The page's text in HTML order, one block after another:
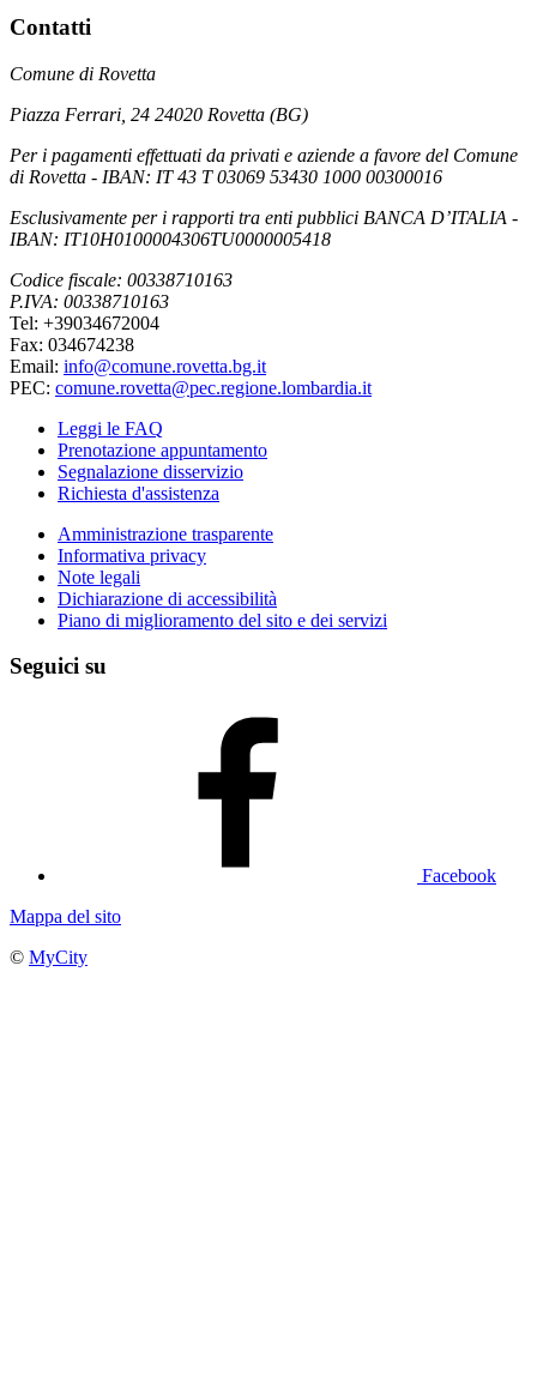
Contatti
Comune di Rovetta
Piazza Ferrari, 24 24020 Rovetta (BG)
Per i pagamenti effettuati da privati e aziende a favore del Comune
di Rovetta - IBAN: IT 43 T 03069 53430 1000 00300016
Esclusivamente per i rapporti tra enti pubblici BANCA D’ITALIA -
IBAN: IT10H0100004306TU0000005418
Codice fiscale: 00338710163
P.IVA: 00338710163
Tel: +39034672004
Fax: 034674238
Email: info@comune.rovetta.bg.it
PEC: comune.rovetta@pec.regione.lombardia.it
Leggi le FAQ
Prenotazione appuntamento
Segnalazione disservizio
Richiesta d'assistenza
Amministrazione trasparente
Informativa privacy
Note legali
Dichiarazione di accessibilità
Piano di miglioramento del sito e dei servizi
Seguici su
Facebook
Mappa del sito
© MyCity